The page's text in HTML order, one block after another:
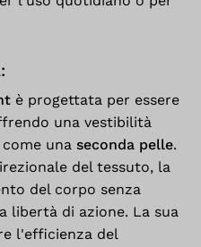
è progettata per essere
una vestibilità
una seconda pelle.
del tessuto, la
del corpo senza
libertà di azione. La sua
l'efficienza del